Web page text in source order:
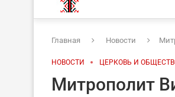
Главная Новости
НОВОСТИ ЦЕРКОВЬ И
Митрополит